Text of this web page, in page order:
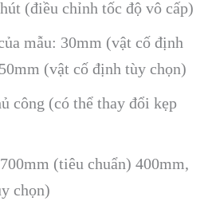
(điều chỉnh tốc độ vô cấp)
mẫu: 30mm (vật cố định
(vật cố định tùy chọn)
công (có thể thay đổi kẹp
(tiêu chuẩn) 400mm,
chọn)